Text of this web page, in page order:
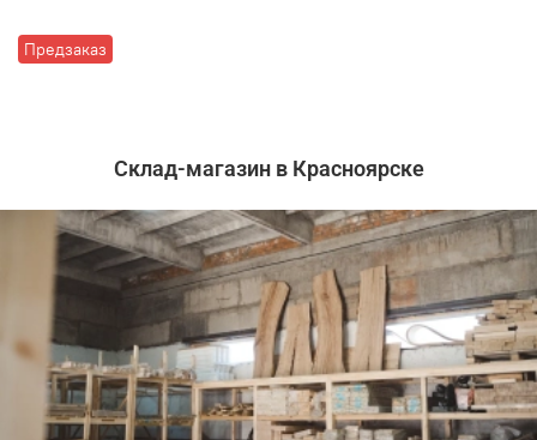
Предзаказ
Склад-магазин в Красноярске